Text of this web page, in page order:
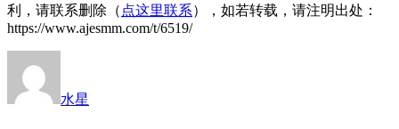
利，请联系删除（ 点这里联系），如若转载，请注明出处：
https://www.ajesmm.com/t/6519/
水星